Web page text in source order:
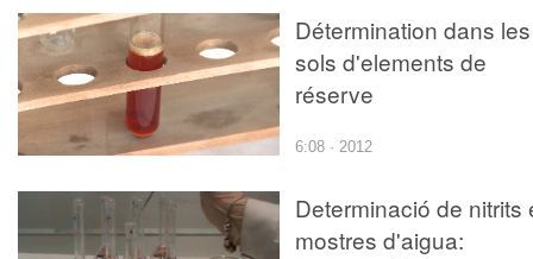
Détermination dans les
sols d'elements de
réserve
6:08 · 2012
Determinació de nitrits
mostres d'aigua: